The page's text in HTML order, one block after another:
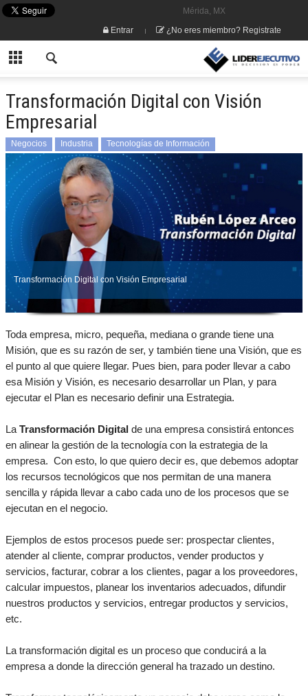
Mérida, MX
Entrar
¿No eres miembro? Registrate
Transformación Digital con Visión
Empresarial
Negocios Industria Tecnologías de Información
Transformación Digital con Visión Empresarial
Toda empresa, micro, pequeña, mediana o grande tiene una
Misión, que es su razón de ser, y también tiene una Visión, que es
el punto al que quiere llegar. Pues bien, para poder llevar a cabo
esa Misión y Visión, es necesario desarrollar un Plan, y para
ejecutar el Plan es necesario definir una Estrategia.
La Transformación Digital de una empresa consistirá entonces
en alinear la gestión de la tecnología con la estrategia de la
empresa. Con esto, lo que quiero decir es, que debemos adoptar
los recursos tecnológicos que nos permitan de una manera
sencilla y rápida llevar a cabo cada uno de los procesos que se
ejecutan en el negocio.
Ejemplos de estos procesos puede ser: prospectar clientes,
atender al cliente, comprar productos, vender productos y
servicios, facturar, cobrar a los clientes, pagar a los proveedores,
calcular impuestos, planear los inventarios adecuados, difundir
nuestros productos y servicios, entregar productos y servicios,
etc.
La transformación digital es un proceso que conducirá a la
empresa a donde la dirección general ha trazado un destino.